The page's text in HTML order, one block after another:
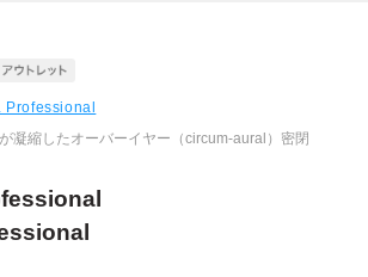
Professional
凝縮したオーバーイヤー（circum-aural）密閉